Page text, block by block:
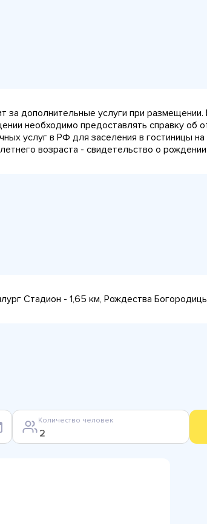
за дополнительные услуги при
необходимо предоставлять справку об
услуг в РФ для заселения в гостиницы
возраста - свидетельство о
Стадион - 1,65 км, Рождества
Количество человек